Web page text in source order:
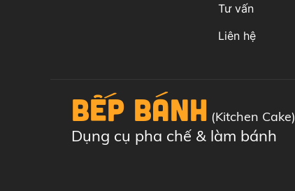
Tư vấn
Liên hệ
BẾP BÁNH (Kitchen Cake)
Dụng cụ pha chế & làm bánh